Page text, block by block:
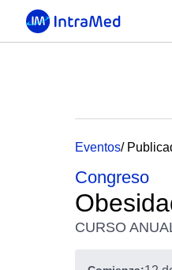
Eventos/
Congreso
CURSO